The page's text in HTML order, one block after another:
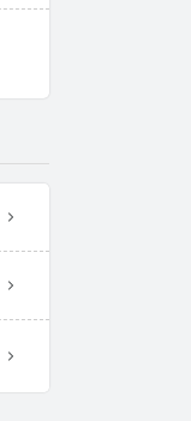
Explorez le Parc